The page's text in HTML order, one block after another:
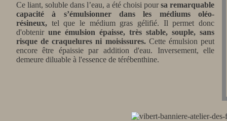
Ce liant, soluble dans l’eau, a été choisi poursa remarquable
capacité à s’émulsionner dans les médiums oléo-
résineux, tel que le médium gras gélifié. Il permet donc
d'obtenir une émulsion épaisse, très stable, souple, sans
risque de craquelures ni moisissures.Cette émulsion peut
encore être épaissie par addition d'eau. Inversement, elle
demeure diluable à l'essence de térébenthine.